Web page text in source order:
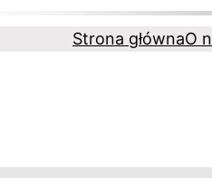
Strona głównaO